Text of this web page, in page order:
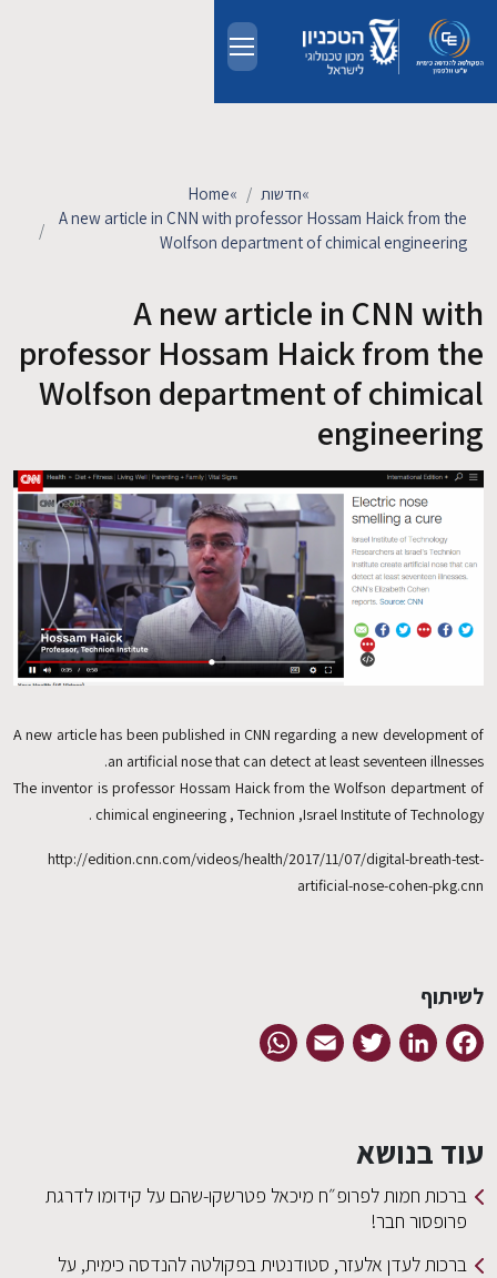
EN
לימודים
מחקר
חדשות ואירועים
קשרי תעשייה
צרו קשר
Home» חדשות»
A new article in CNN with professor Hossam Haick from the
Wolfson department of chimical engineering
A new article in CNN with
professor Hossam Haick from the
Wolfson department of chimical
engineering
A new article has been published in CNN regarding a new development of
an artificial nose that can detect at least seventeen illnesses.
The inventor is professor Hossam Haick from the Wolfson department of
chimical engineering , Technion ,Israel Institute of Technology .
http://edition.cnn.com/videos/health/2017/11/07/digital-breath-test-
artificial-nose-cohen-pkg.cnn
לשיתוף
Facebook
LinkedIn
Twitter
Email
עוד בנושא
ברכות חמות לפרופ״ח מיכאל פטרשקו-שהם על קידומו לדרגת
פרופסור חבר!
ברכות לעדן אלעזר, סטודנטית בפקולטה להנדסה כימית, על